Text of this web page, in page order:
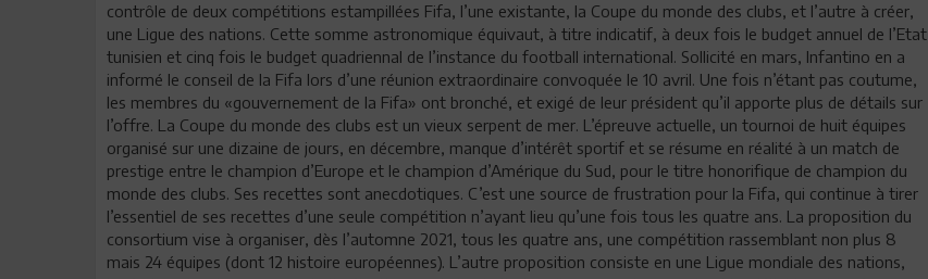
contrôle de deux compétitions estampillées Fifa, l’une existante, la Coupe du monde des clubs, et l’autre à créer,
une Ligue des nations. Cette somme astronomique équivaut, à titre indicatif, à deux fois le budget annuel de l’Etat
tunisien et cinq fois le budget quadriennal de l’instance du football international. Sollicité en mars, Infantino en a
informé le conseil de la Fifa lors d’une réunion extraordinaire convoquée le 10 avril. Une fois n’étant pas coutume,
les membres du «gouvernement de la Fifa» ont bronché, et exigé de leur président qu’il apporte plus de détails sur
l’offre. La Coupe du monde des clubs est un vieux serpent de mer. L’épreuve actuelle, un tournoi de huit équipes
organisé sur une dizaine de jours, en décembre, manque d’intérêt sportif et se résume en réalité à un match de
prestige entre le champion d’Europe et le champion d’Amérique du Sud, pour le titre honorifique de champion du
monde des clubs. Ses recettes sont anecdotiques. C’est une source de frustration pour la Fifa, qui continue à tirer
l’essentiel de ses recettes d’une seule compétition n’ayant lieu qu’une fois tous les quatre ans. La proposition du
consortium vise à organiser, dès l’automne 2021, tous les quatre ans, une compétition rassemblant non plus 8
mais 24 équipes (dont 12 histoire européennes). L’autre proposition consiste en une Ligue mondiale des nations,